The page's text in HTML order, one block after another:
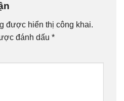
được hiển thị công khai.
đánh dấu *